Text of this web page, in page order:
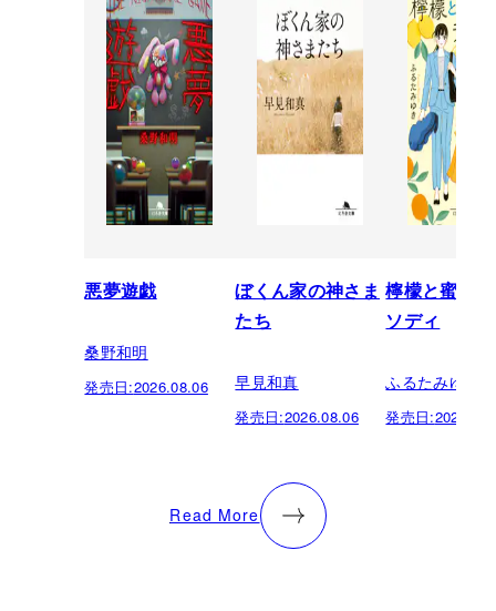
悪夢遊戯
桑野和明
発売日:2026.08.06
ぼくん家の神さま
たち
早見和真
発売日:2026.08.06
檸檬と蜜柑
ソディ
ふるたみゆき
発売日:
Read More